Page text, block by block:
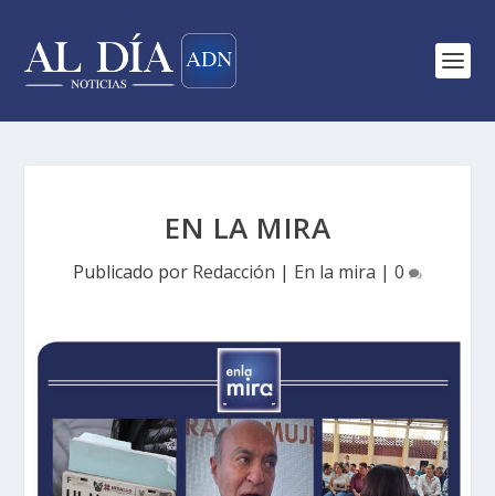
EN LA MIRA
Publicado por Redacción | En la mira | 0